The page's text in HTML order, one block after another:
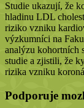
Studie ukazují, že
hladinu LDL
riziko vzniku
výzkumníci na
analýzu kohortních
studie a zjistili, že
rizika vzniku
Podporuje